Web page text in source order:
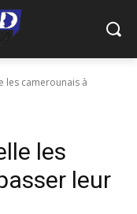
les camerounais à
les
leur